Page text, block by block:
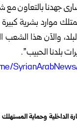
جهدنا بالتعاون مع
موارد بشرية
والآن هذا الشعب
بلدنا الحبيب”.
الداخلية وحماية المستهلك